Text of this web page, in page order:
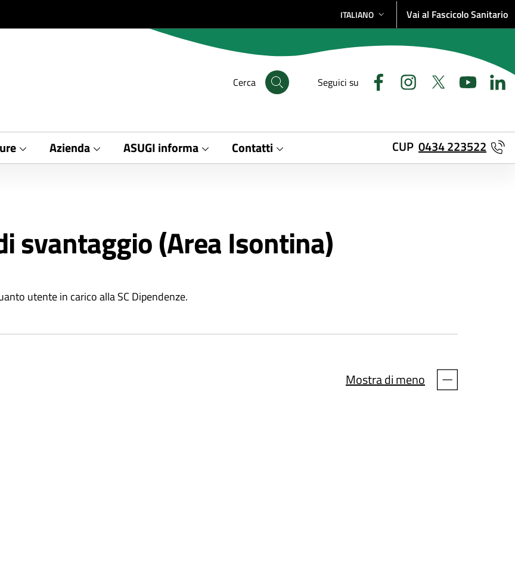
SELEZIONE LINGUA: LINGUA SELEZIONATA
ITALIANO Vai al Fascicolo Sanitario
Cerca Seguici su
Azienda ASUGI informa Contatti CUP 0434 223522
svantaggio (Area Isontina)
utente in carico alla SC Dipendenze.
Mostra di meno